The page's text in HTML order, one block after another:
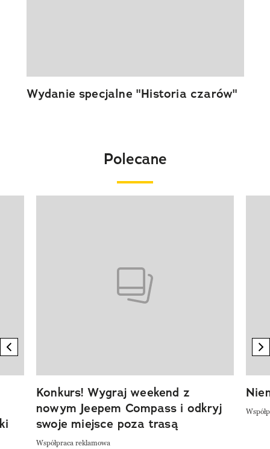
Wydanie specjalne "Historia czarów"
Polecane
previous element
Konkurs! Wygraj weekend z
nowym Jeepem Compass i odkryj
swoje miejsce poza trasą
Współpraca reklamowa